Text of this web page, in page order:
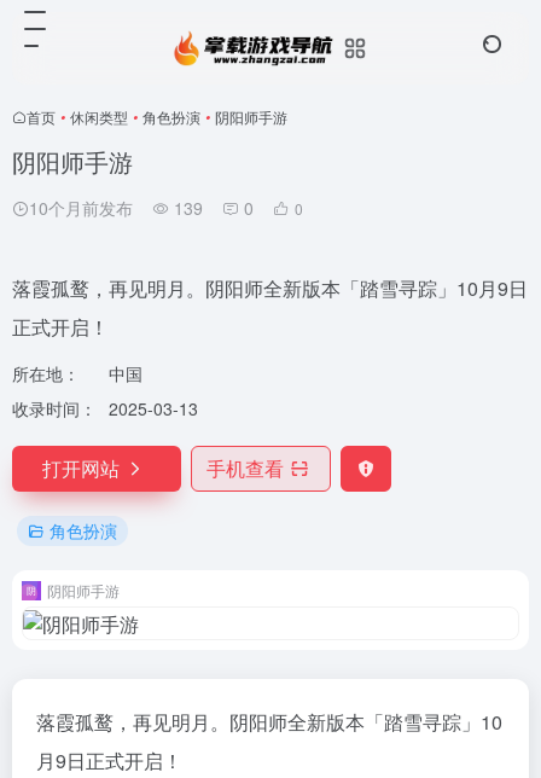
首页 • 休闲类型 • 角色扮演 • 阴阳师手游
阴阳师手游
10个月前发布 139 0 0
落霞孤鹜，再见明月。阴阳师全新版本「踏雪寻踪」10月9日
正式开启！
所在地：
中国
收录时间：
2025-03-13
打开网站 手机查看
角色扮演
阴阳师手游
落霞孤鹜，再见明月。阴阳师全新版本「踏雪寻踪」10
月9日正式开启！